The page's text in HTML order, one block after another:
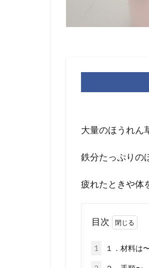
大量のほうれん
鉄分たっぷりの
疲れたときや体
目次
1 １．材料は